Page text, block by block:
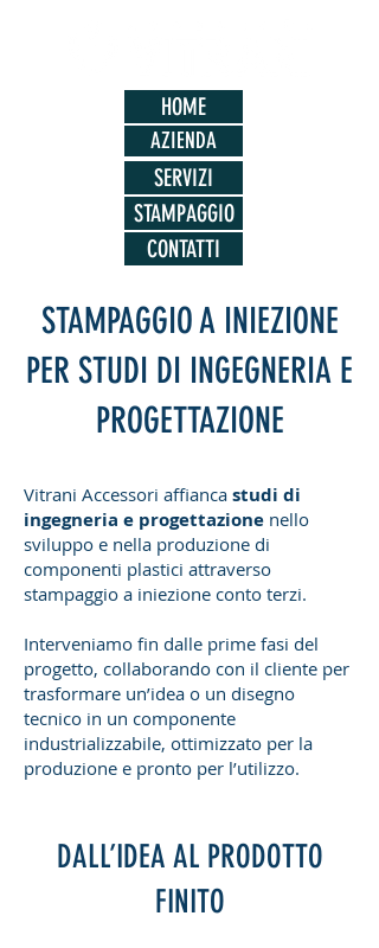
HOME
AZIENDA
SERVIZI
STAMPAGGIO
CONTATTI
STAMPAGGIO A INIEZIONE
PER STUDI DI INGEGNERIA E
PROGETTAZIONE
Vitrani Accessori affianca studi di
ingegneria e progettazione nello
sviluppo e nella produzione di
componenti plastici attraverso
stampaggio a iniezione conto terzi.
Interveniamo fin dalle prime fasi del
progetto, collaborando con il cliente per
trasformare un’idea o un disegno
tecnico in un componente
industrializzabile, ottimizzato per la
produzione e pronto per l’utilizzo.
DALL’IDEA AL PRODOTTO
FINITO